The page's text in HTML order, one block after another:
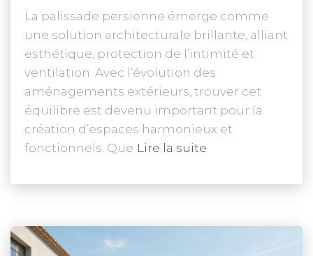
La palissade persienne émerge comme
une solution architecturale brillante, alliant
esthétique, protection de l’intimité et
ventilation. Avec l’évolution des
aménagements extérieurs, trouver cet
équilibre est devenu important pour la
création d’espaces harmonieux et
fonctionnels. Que Lire la suite